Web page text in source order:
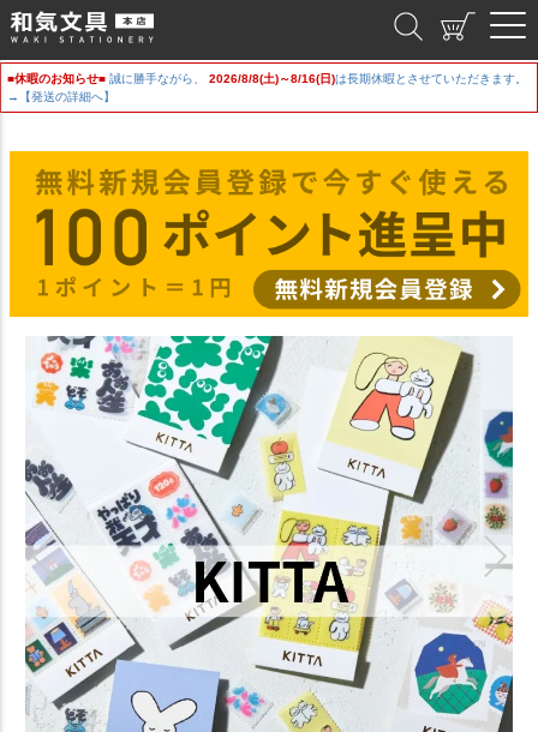
■休暇のお知らせ■ 誠に勝手ながら、 2026/8/8(土)～8/16(日)は長期休暇とさせていただきます。
→【発送の詳細へ】